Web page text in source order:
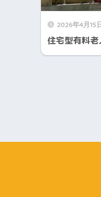
2026年4月15
住宅型有料